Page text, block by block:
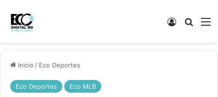
Acceso
Inicio / Eco Deportes
Eco Deportes Eco MLB